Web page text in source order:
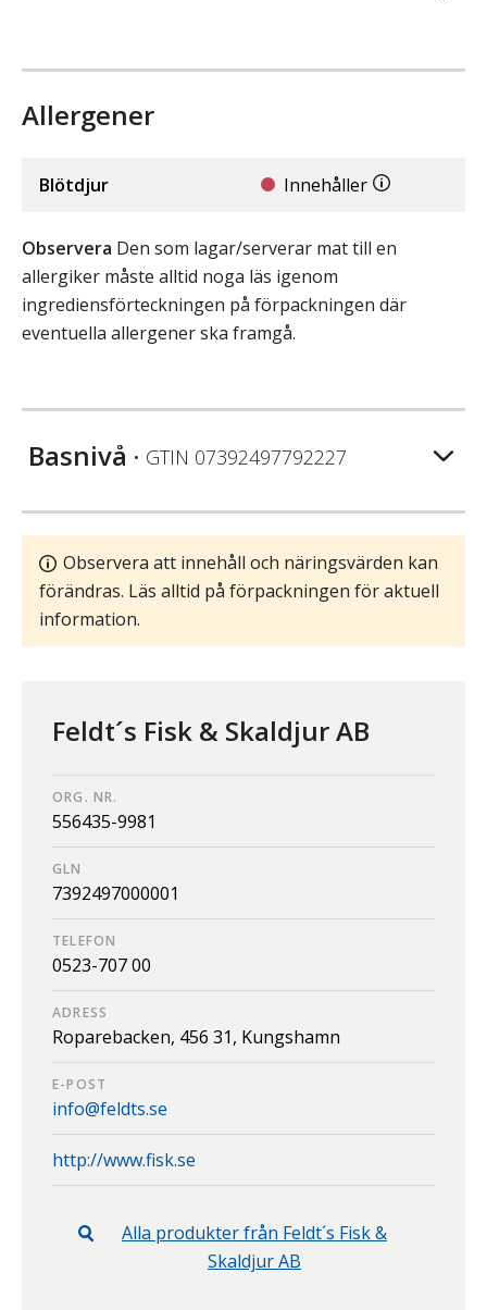
Allergener
Blötdjur Innehåller
Observera Den som lagar/serverar mat till en
allergiker måste alltid noga läs igenom
ingrediensförteckningen på förpackningen där
eventuella allergener ska framgå.
Basnivå • GTIN 07392497792227
Observera att innehåll och näringsvärden kan
förändras. Läs alltid på förpackningen för aktuell
information.
Feldt´s Fisk & Skaldjur AB
ORG. NR.
556435-9981
GLN
7392497000001
TELEFON
0523-707 00
ADRESS
Roparebacken, 456 31, Kungshamn
E-POST
info@feldts.se
http://www.fisk.se
Alla produkter från Feldt´s Fisk &
Skaldjur AB